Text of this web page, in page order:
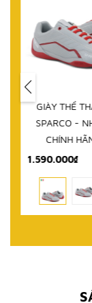
GIÀY THỂ
SPARCO -
CHÍNH
1.590.000₫